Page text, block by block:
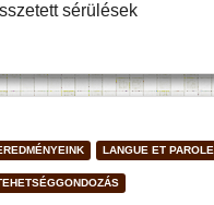
sérülések
LANGUE ET PAROLE